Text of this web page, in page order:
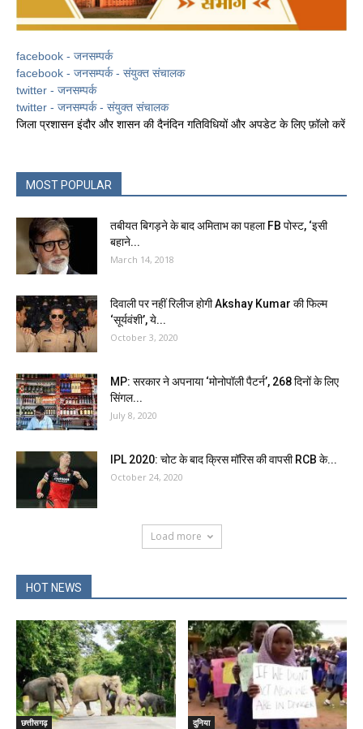
facebook - जनसम्पर्क
facebook - जनसम्पर्क - संयुक्त संचालक
twitter - जनसम्पर्क
twitter - जनसम्पर्क - संयुक्त संचालक
जिला प्रशासन इंदौर और शासन की दैनंदिन गतिविधियों और अपडेट के लिए फ़ॉलो करें
MOST POPULAR
तबीयत बिगड़ने के बाद अमिताभ का पहला FB पोस्ट, ‘इसी
बहाने...
March 14, 2018
दिवाली पर नहीं रिलीज होगी Akshay Kumar की फिल्म
‘सूर्यवंशी’, ये...
October 3, 2020
MP: सरकार ने अपनाया ‘मोनोपॉली पैटर्न’, 268 दिनों के लिए
सिंगल...
July 8, 2020
IPL 2020: चोट के बाद क्रिस मॉरिस की वापसी RCB के...
October 24, 2020
Load more
HOT NEWS
छत्तीसगढ़ दुनिया